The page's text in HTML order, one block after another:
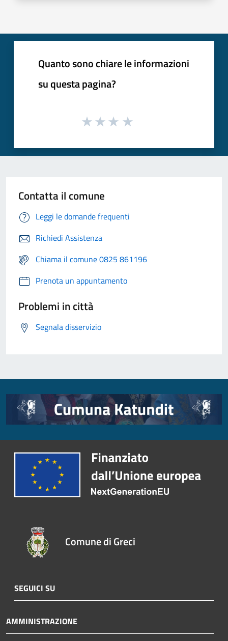
Quanto sono chiare le informazioni
su questa pagina?
Contatta il comune
Leggi le domande frequenti
Richiedi Assistenza
Chiama il comune 0825 861196
Prenota un appuntamento
Problemi in città
Segnala disservizio
Comune di Greci
SEGUICI SU
AMMINISTRAZIONE